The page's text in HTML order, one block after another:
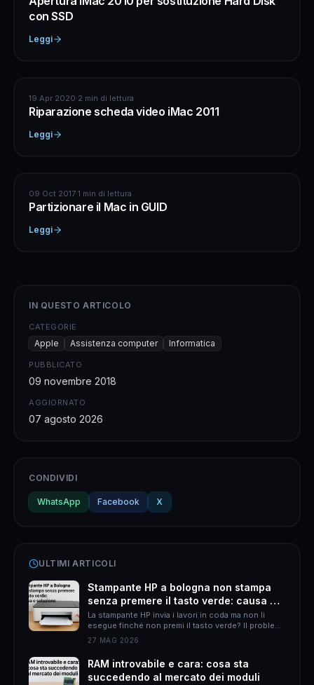
con SSD
Leggi
APPLE
19 Apr 2020·2 min di lettura
Riparazione scheda video iMac 2011
Leggi
APPLE
09 Oct 2017·1 min di lettura
Partizionare il Mac in GUID
Leggi
IN QUESTO ARTICOLO
CATEGORIE
Apple Assistenza computer Informatica
PUBBLICATO
09 novembre 2018
AGGIORNATO
07 agosto 2026
CONDIVIDI
WhatsApp Facebook X
ULTIMI ARTICOLI
Stampante HP a bologna non stampa
senza premere il tasto verde: causa e
soluzione
La stampante HP invia i lavori in coda ma non li
esegue finché non premi il tasto verde? Il problema
è quasi sempre HP Smart. Ecco come risolverlo
27 MAG 2026
RAM introvabile e cara: cosa sta
succedendo al mercato dei moduli